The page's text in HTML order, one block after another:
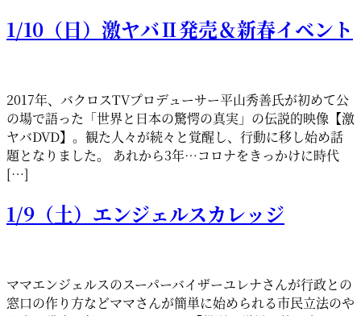
1/10（日）激ヤバⅡ発売＆新春イベント
2017年、バクロスTVプロデューサー平山秀善氏が初めて公
の場で語った「世界と日本の驚愕の真実」の伝説的映像【激
ヤバDVD】。観た人々が続々と覚醒し、行動に移し始め話
題となりました。 あれから3年…コロナをきっかけに時代
[…]
1/9（土）エンジェルスカレッジ
ママエンジェルスのスーパーバイザーユレナさんが行政との
窓口の作り方などママさんが簡単に始められる市民立法のや